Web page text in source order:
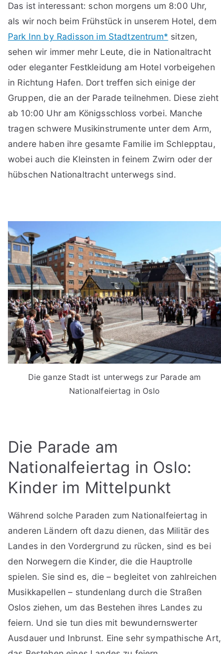
Das ist interessant: schon morgens um 8:00 Uhr,
als wir noch beim Frühstück in unserem Hotel, dem
Park Inn by Radisson im Stadtzentrum* sitzen,
sehen wir immer mehr Leute, die in Nationaltracht
oder eleganter Festkleidung am Hotel vorbeigehen
in Richtung Hafen. Dort treffen sich einige der
Gruppen, die an der Parade teilnehmen. Diese zieht
ab 10:00 Uhr am Königsschloss vorbei. Manche
tragen schwere Musikinstrumente unter dem Arm,
andere haben ihre gesamte Familie im Schlepptau,
wobei auch die Kleinsten in feinem Zwirn oder der
hübschen Nationaltracht unterwegs sind.
Die ganze Stadt ist unterwegs zur Parade am
Nationalfeiertag in Oslo
Die Parade am
Nationalfeiertag in Oslo:
Kinder im Mittelpunkt
Während solche Paraden zum Nationalfeiertag in
anderen Ländern oft dazu dienen, das Militär des
Landes in den Vordergrund zu rücken, sind es bei
den Norwegern die Kinder, die die Hauptrolle
spielen. Sie sind es, die – begleitet von zahlreichen
Musikkapellen – stundenlang durch die Straßen
Oslos ziehen, um das Bestehen ihres Landes zu
feiern. Und sie tun dies mit bewundernswerter
Ausdauer und Inbrunst. Eine sehr sympathische Art,